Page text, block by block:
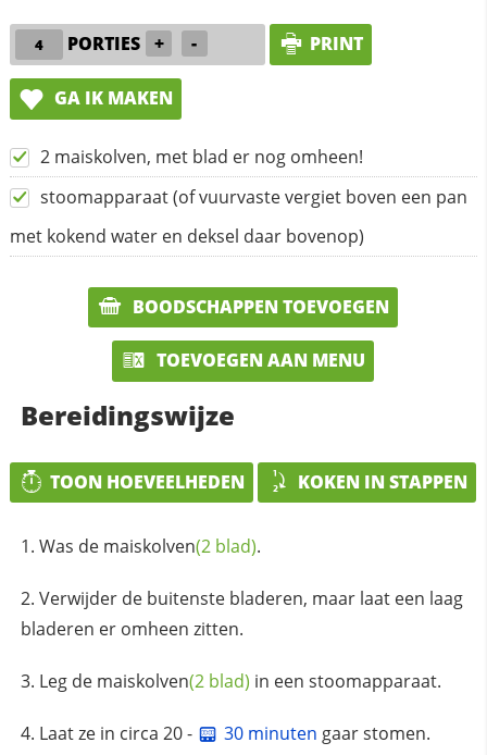
PORTIES + - PRINT
GA IK MAKEN
2 maiskolven, met blad er nog omheen!
stoomapparaat (of vuurvaste vergiet boven een pan
met kokend water en deksel daar bovenop)
BOODSCHAPPEN TOEVOEGEN
TOEVOEGEN AAN MENU
Bereidingswijze
TOON HOEVEELHEDEN KOKEN IN STAPPEN
Was de maiskolven(2 blad).
Verwijder de buitenste bladeren, maar laat een laag
bladeren er omheen zitten.
Leg de maiskolven(2 blad) in een stoomapparaat.
Laat ze in circa 20 - 30 minuten gaar stomen.